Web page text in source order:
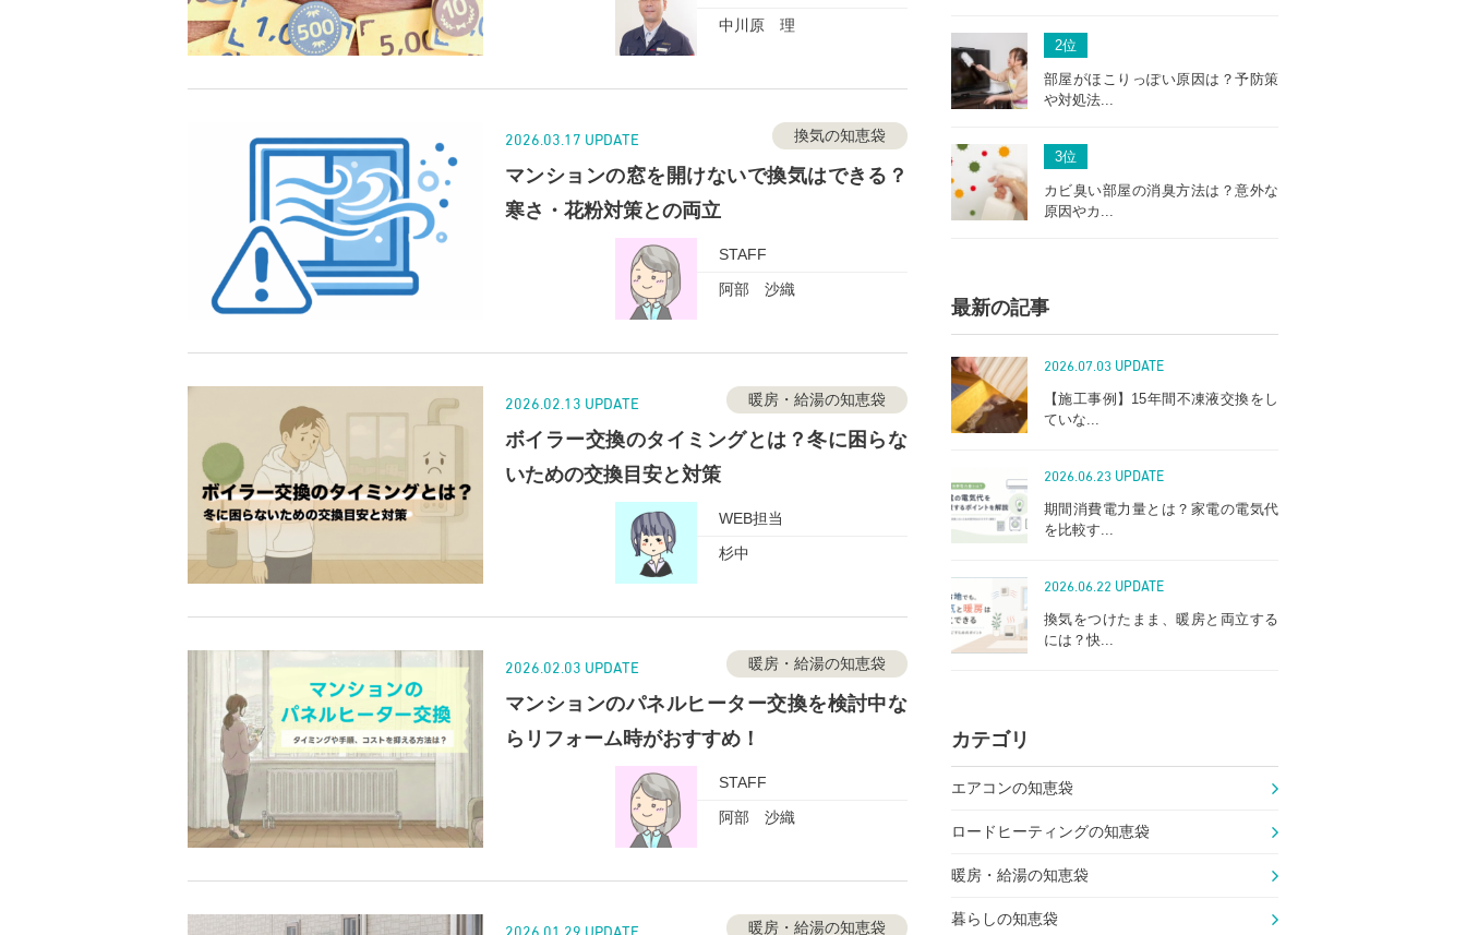
中川原 理
換気の知恵袋
2026.03.17 UPDATE
マンションの窓を開けないで換気はできる？
寒さ・花粉対策との両立
STAFF
阿部 沙織
暖房・給湯の知恵袋
2026.02.13 UPDATE
ボイラー交換のタイミングとは？冬に困らな
いための交換目安と対策
WEB担当
杉中
暖房・給湯の知恵袋
2026.02.03 UPDATE
マンションのパネルヒーター交換を検討中な
らリフォーム時がおすすめ！
STAFF
阿部 沙織
暖房・給湯の知恵袋
2位
部屋がほこりっぽい原因は？予防策
や対処法...
3位
カビ臭い部屋の消臭方法は？意外な
原因やカ...
最新の記事
2026.07.03 UPDATE
【施工事例】15年間不凍液交換をし
ていな...
2026.06.23 UPDATE
期間消費電力量とは？家電の電気代
を比較す...
2026.06.22 UPDATE
換気をつけたまま、暖房と両立する
には？快...
カテゴリ
エアコンの知恵袋
ロードヒーティングの知恵袋
暖房・給湯の知恵袋
暮らしの知恵袋